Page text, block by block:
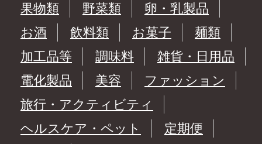
果物類
野菜類
卵・乳製品
お酒
飲料類 お菓子
麺類
加工品等
調味料
雑貨・日用品
電化製品
美容
ファッション
旅行・アクティビティ
ヘルスケア・ペット
定期便